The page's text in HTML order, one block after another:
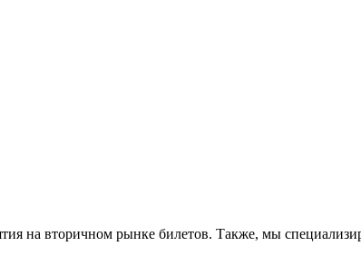
на вторичном рынке билетов. Также, мы